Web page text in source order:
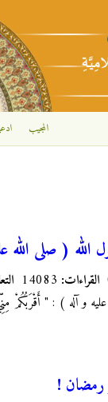
المجيب
( صلى الله
القراءات:
و آله ) : " أَقْرَبُكُمْ
رمضان !